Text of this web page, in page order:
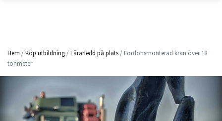
Hem /Köp utbildning /Lärarledd på plats / Fordonsmonterad kran över 18
tonmeter